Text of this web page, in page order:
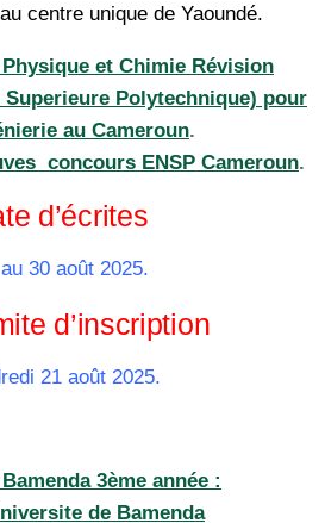
centre unique de Yaoundé.
et Chimie Révision
Superieure Polytechnique) pour
au Cameroun.
concours ENSP Cameroun.
d’écrites
30 août 2025.
d’inscription
21 août 2025.
3ème année :
de Bamenda